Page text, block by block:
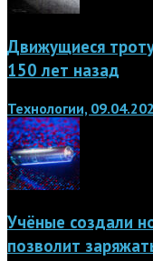
Движущиеся
150 лет назад
Технологии,
Учёные создали
позволит